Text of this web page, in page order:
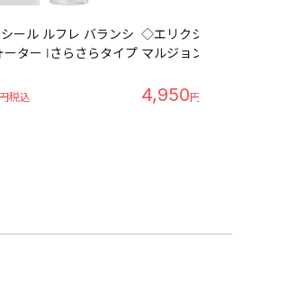
ール ルフレ バランシ
ーター Ⅰさらさらタイプ
◇エリクシール アドバン
マルジョン Ｔ Ⅰさっぱり
4,950